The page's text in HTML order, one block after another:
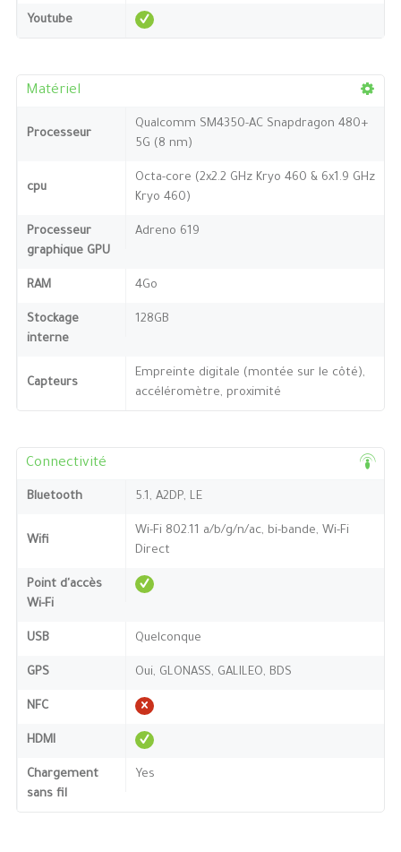
Youtube
Matériel
Processeur
Qualcomm SM4350-AC Snapdragon 480+
5G (8 nm)
cpu
Octa-core (2x2.2 GHz Kryo 460 & 6x1.9 GHz
Kryo 460)
Processeur
graphique GPU
Adreno 619
RAM 4Go
Stockage
interne
128GB
Capteurs
Empreinte digitale (montée sur le côté),
accéléromètre, proximité
Connectivité
Bluetooth 5.1, A2DP, LE
Wifi
Wi-Fi 802.11 a/b/g/n/ac, bi-bande, Wi-Fi
Direct
Point d'accès
Wi-Fi
USB Quelconque
GPS Oui, GLONASS, GALILEO, BDS
NFC
HDMI
Chargement
sans fil
Yes